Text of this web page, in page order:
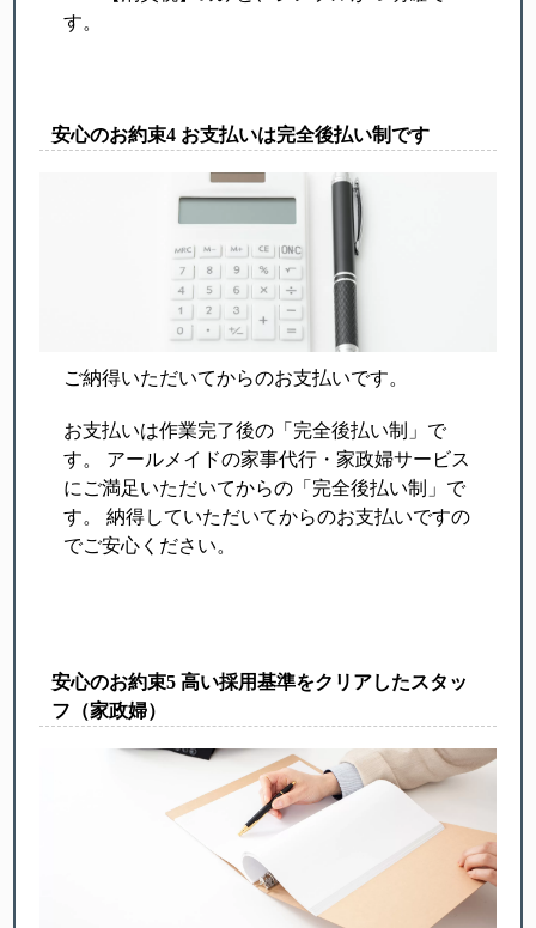
す。
安心のお約束4 お支払いは完全後払い制です
ご納得いただいてからのお支払いです。
お支払いは作業完了後の「完全後払い制」で
す。 アールメイドの家事代行・家政婦サービス
にご満足いただいてからの「完全後払い制」で
す。 納得していただいてからのお支払いですの
でご安心ください。
安心のお約束5 高い採用基準をクリアしたスタッ
フ（家政婦）